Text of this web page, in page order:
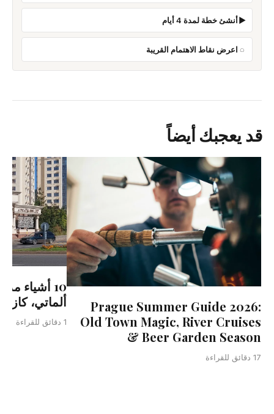
أنشئ خطة لمدة 4 أيام
اعرض نقاط الاهتمام القريبة
قد يعجبك أيضاً
Prague Summer Guide 2026:
Old Town Magic, River Cruises
& Beer Garden Season
17 دقائق للقراءة
10 أشياء
ألماتي،
1 دقائق للقراءة